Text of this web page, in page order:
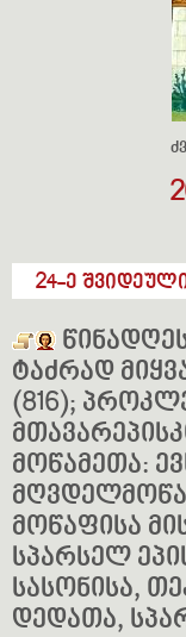
24-ე
ტაძრად
(816);
მოწამეთა:
მოწაფისა
სპარსელ
სასონისა,
დედათა,